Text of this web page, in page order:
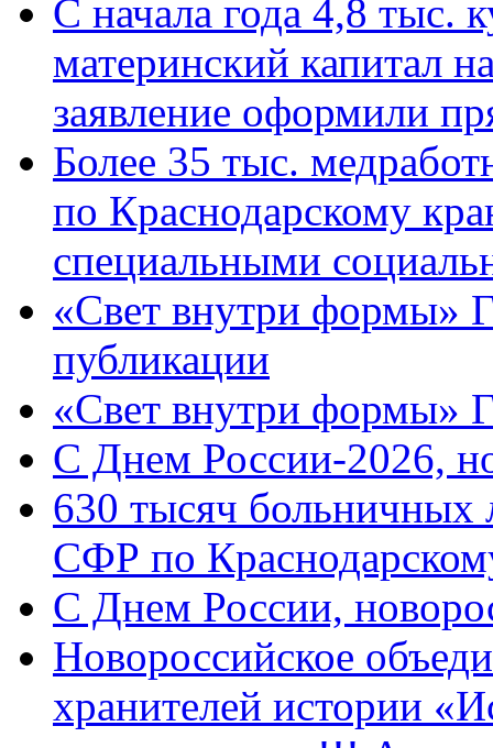
С начала года 4,8 тыс.
материнский капитал
заявление оформили
Более 35 тыс.
по Краснодарскому
специальными
«Свет внутри формы»
публикации
«Свет внутри формы»
C Днем России-2026,
630 тысяч больничных
СФР по
C Днем России,
Новороссийское
хранителей истории